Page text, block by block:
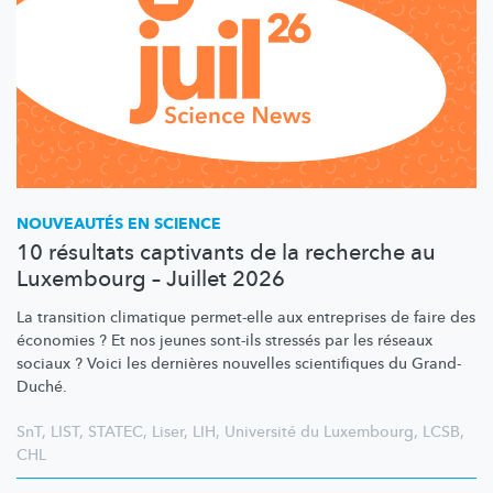
NOUVEAUTÉS EN SCIENCE
10 résultats captivants de la recherche au
Luxembourg – Juillet 2026
La transition climatique permet-elle aux entreprises de faire des
économies ? Et nos jeunes sont-ils stressés par les réseaux
sociaux ? Voici les dernières nouvelles scientifiques du Grand-
Duché.
SnT, LIST, STATEC, Liser, LIH, Université du Luxembourg, LCSB,
CHL